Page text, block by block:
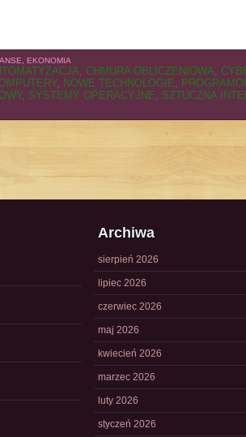
EKONOMIA
, CHMURA OBLICZENIOWA,
, NOWE TECHNOLOGIE,
, SYSTEMY OPERACYJNE, SZTUCZNA
Archiwa
sierpień 2026
lipiec 2026
czerwiec 2026
maj 2026
kwiecień 2026
marzec 2026
luty 2026
styczeń 2026